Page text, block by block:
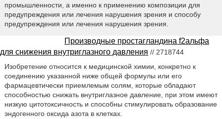
промышленности, а именно к применению композиции для
предупреждения или лечения нарушения зрения и способу
предупреждения или лечения нарушения зрения.
Производные простагландина f2альфа
для снижения внутриглазного давления // 2718744
Изобретение относится к медицинской химии, конкретно к
соединению указанной ниже общей формулы или его
фармацевтически приемлемым солям, которые обладают
способностью снижать внутриглазное давление, при этом имеют
низкую цитотоксичность и способны стимулировать образование
эндогенного оксида азота в клетках.